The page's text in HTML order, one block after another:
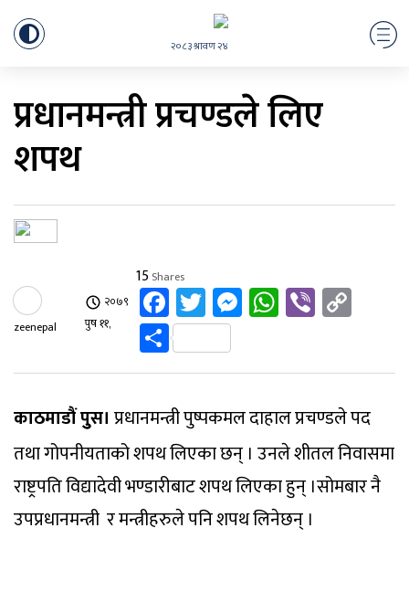
२०८३ श्रावण २४
प्रधानमन्त्री प्रचण्डले लिए
शपथ
zeenepal
२०७९
पुष ११,
15 Shares
Facebook
Twitter
Messenger
WhatsApp
Viber
Link
Share
काठमाडौं पुुस। प्रधानमन्त्री पुष्पकमल दाहाल प्रचण्डले पद
तथा गोपनीयताको शपथ लिएका छन् । उनले शीतल निवासमा
राष्ट्रपति विद्यादेवी भण्डारीबाट शपथ लिएका हुन् ।सोमबार नै
उपप्रधानमन्त्री र मन्त्रीहरुले पनि शपथ लिनेछन् ।